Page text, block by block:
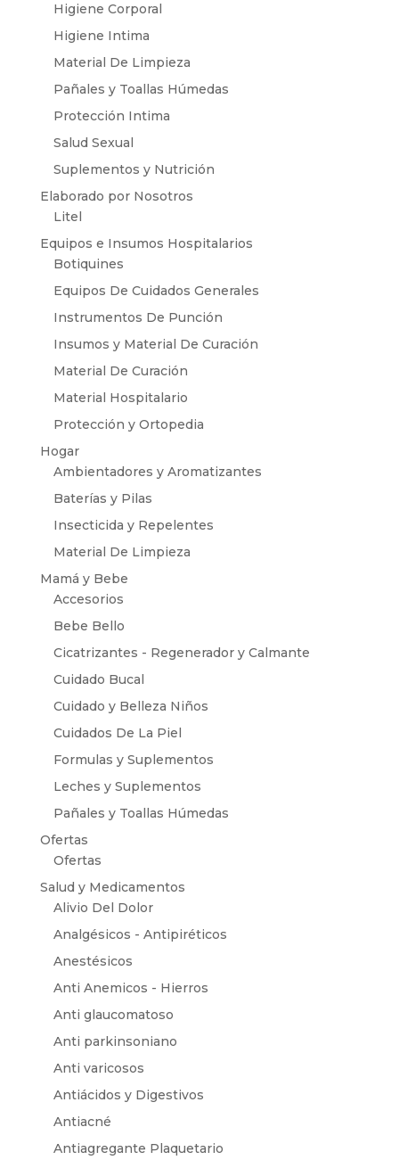
Higiene Corporal
Higiene Intima
Material De Limpieza
Pañales y Toallas Húmedas
Protección Intima
Salud Sexual
Suplementos y Nutrición
Elaborado por Nosotros
Litel
Equipos e Insumos Hospitalarios
Botiquines
Equipos De Cuidados Generales
Instrumentos De Punción
Insumos y Material De Curación
Material De Curación
Material Hospitalario
Protección y Ortopedia
Hogar
Ambientadores y Aromatizantes
Baterías y Pilas
Insecticida y Repelentes
Material De Limpieza
Mamá y Bebe
Accesorios
Bebe Bello
Cicatrizantes - Regenerador y Calmante
Cuidado Bucal
Cuidado y Belleza Niños
Cuidados De La Piel
Formulas y Suplementos
Leches y Suplementos
Pañales y Toallas Húmedas
Ofertas
Ofertas
Salud y Medicamentos
Alivio Del Dolor
Analgésicos - Antipiréticos
Anestésicos
Anti Anemicos - Hierros
Anti glaucomatoso
Anti parkinsoniano
Anti varicosos
Antiácidos y Digestivos
Antiacné
Antiagregante Plaquetario